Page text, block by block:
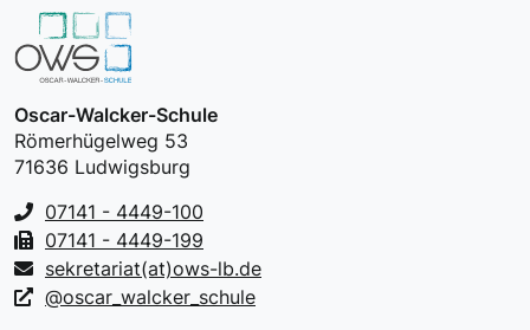
Oscar-Walcker-Schule
Römerhügelweg 53
71636 Ludwigsburg
07141 - 4449-100
07141 - 4449-199
sekretariat(at)ows-lb.de
@oscar_walcker_schule